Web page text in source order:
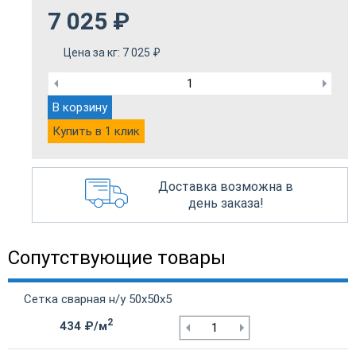
7 025 ₽
Цена за кг: 7 025 ₽
В корзину
Купить в 1 клик
Доставка возможна в
день заказа!
Сопутствующие товары
Сетка сварная н/у 50х50х5
434 ₽/м2